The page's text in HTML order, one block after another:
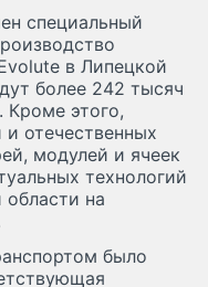
специальный
в Липецкой
более 242 тысяч
Кроме этого,
отечественных
модулей и ячеек
технологий
области на
было